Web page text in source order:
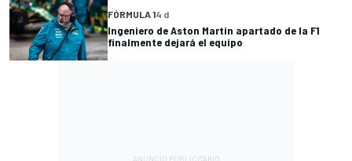
FÓRMULA 14 d
Ingeniero de Aston Martin apartado de la F1
finalmente dejará el equipo